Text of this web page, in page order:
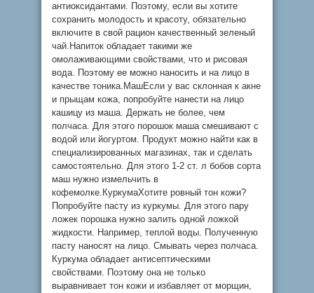
антиоксидантами. Поэтому, если вы хотите
сохранить молодость и красоту, обязательно
включите в свой рацион качественный зеленый
чай.Напиток обладает такими же
омолаживающими свойствами, что и рисовая
вода. Поэтому ее можно наносить и на лицо в
качестве тоника.МашЕсли у вас склонная к акне
и прыщам кожа, попробуйте нанести на лицо
кашицу из маша. Держать не более, чем
полчаса. Для этого порошок маша смешивают с
водой или йогуртом. Продукт можно найти как в
специализированных магазинах, так и сделать
самостоятельно. Для этого 1-2 ст. л бобов сорта
маш нужно измельчить в
кофемолке.КуркумаХотите ровный тон кожи?
Попробуйте пасту из куркумы. Для этого пару
ложек порошка нужно залить одной ложкой
жидкости. Например, теплой воды. Полученную
пасту наносят на лицо. Смывать через полчаса.
Куркума обладает антисептическими
свойствами. Поэтому она не только
выравнивает тон кожи и избавляет от морщин,